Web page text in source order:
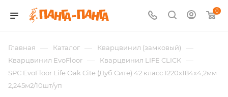
0
Главная — Каталог — Кварцвинил (замковый) —
Кварцвинил EvoFloor — Кварцвинил LIFE CLICK —
SPC EvoFloor Life Oak Cite (Дуб Сите) 42 класс 1220х184х4,2мм
2,245м2/10шт/уп